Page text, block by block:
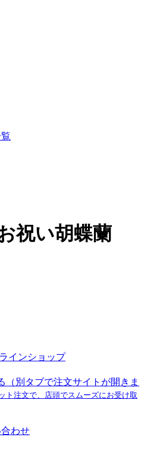
祝い胡蝶蘭
インショップ
（別タブで注文サイトが開きま
ト注文で、店頭でスムーズにお受け取
わせ